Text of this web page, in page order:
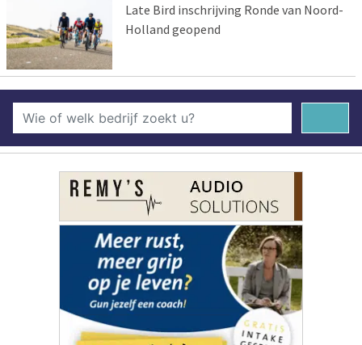
Late Bird inschrijving Ronde van Noord-
Holland geopend